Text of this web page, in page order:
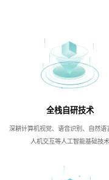
全栈自研技术
深耕计算机视觉、语音识别、自然语
人机交互等人工智能基础技术